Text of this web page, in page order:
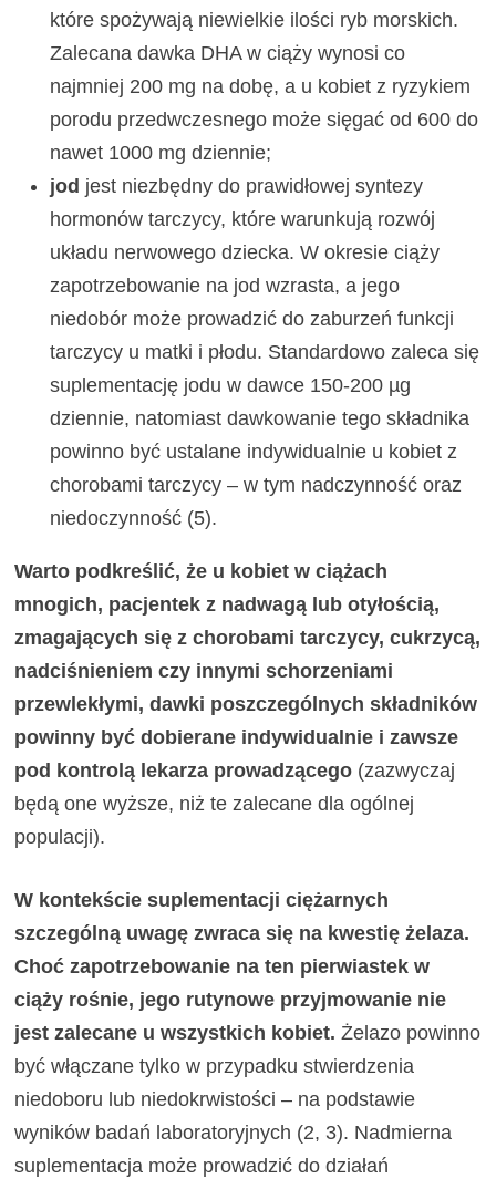
które spożywają niewielkie ilości ryb morskich.
Zalecana dawka DHA w ciąży wynosi co
najmniej 200 mg na dobę, a u kobiet z ryzykiem
porodu przedwczesnego może sięgać od 600 do
nawet 1000 mg dziennie;
jod jest niezbędny do prawidłowej syntezy
hormonów tarczycy, które warunkują rozwój
układu nerwowego dziecka. W okresie ciąży
zapotrzebowanie na jod wzrasta, a jego
niedobór może prowadzić do zaburzeń funkcji
tarczycy u matki i płodu. Standardowo zaleca się
suplementację jodu w dawce 150-200 µg
dziennie, natomiast dawkowanie tego składnika
powinno być ustalane indywidualnie u kobiet z
chorobami tarczycy – w tym nadczynność oraz
niedoczynność (5).
Warto podkreślić, że u kobiet w ciążach
mnogich, pacjentek z nadwagą lub otyłością,
zmagających się z chorobami tarczycy, cukrzycą,
nadciśnieniem czy innymi schorzeniami
przewlekłymi, dawki poszczegó lnych składników
powinny być dobierane indywidualnie i zawsze
pod kontrolą lekarza prowadzącego (zazwyczaj
będą one wyższe, niż te zalecane dla ogólnej
populacji).
W kontekście suplementacji ciężarnych
szczegó lną uwagę zwraca się na kwestię żelaza.
Choć zapotrzebowanie na ten pierwiastek w
ciąży rośnie, jego rutynowe przyjmowanie nie
jest zalecane u wszystkich kobiet.Żelazo powinno
być włączane tylko w przypadku stwierdzenia
niedoboru lub niedokrwistości – na podstawie
wyników badań laboratoryjnych (2, 3). Nadmierna
suplementacja może prowadzić do działań